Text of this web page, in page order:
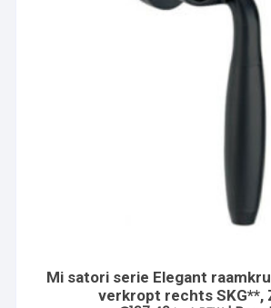
Mi satori serie Elegant
verkropt rechts SKG**,